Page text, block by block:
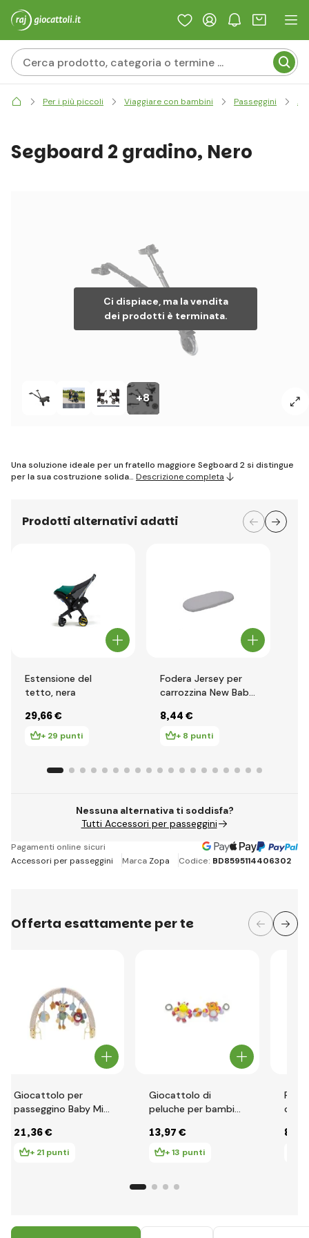
Per i più piccoli Viaggiare con bambini Passeggini
+8
Ci dispiace, ma la vendita
dei prodotti è terminata.
Segboard 2 gradino, Nero
Una soluzione ideale per un fratello maggiore Segboard 2 si distingue
per la sua costruzione solida… Descrizione completa
Prodotti alternativi adatti
Estensione del
tetto, nera
29,66 €
+ 29 punti
Fodera Jersey per
carrozzina New Baby
8,44 €
+ 8 punti
Nessuna alternativa ti soddisfa?
Tutti Accessori per passeggini
Pagamenti online sicuri
Accessori per passeggini
Marca Zopa Codice: BD8595114406302
Offerta esattamente per te
Giocattolo per
passeggino Baby Mix
stelline
21,36 €
+ 21 punti
Giocattolo di
peluche per bambini
ippopotamo e
scimmia.
13,97 €
+ 13 punti
8